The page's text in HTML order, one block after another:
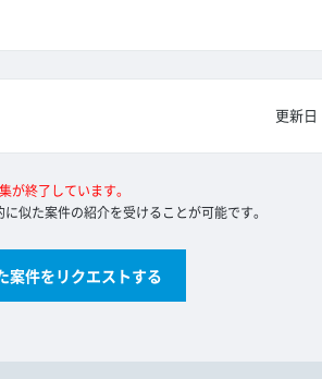
更新日
が終了しています。
似た案件の紹介を受けることが可能です。
案件をリクエストする